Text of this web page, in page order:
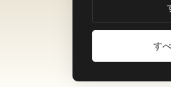
プライバ
特定商
基づく
す